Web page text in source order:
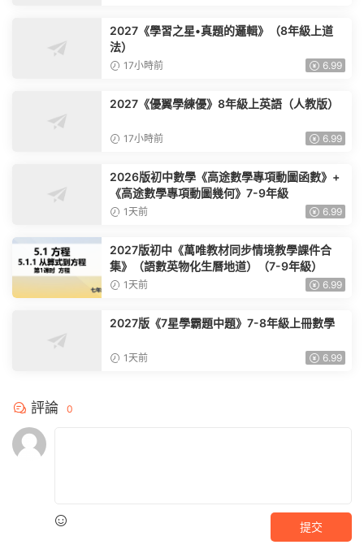
2027《學習之星•真題的邏輯》（8年級上道
法）
17小時前 6.99
2027《優翼學練優》8年級上英語（人教版）
17小時前 6.99
2026版初中數學《高途數學專項動圖函數》+
《高途數學專項動圖幾何》7-9年級
1天前 6.99
2027版初中《萬唯教材同步情境教學課件合
集》（語數英物化生曆地道）（7-9年級）
1天前 6.99
2027版《7星學霸題中題》7-8年級上冊數學
1天前 6.99
評論 0
提交